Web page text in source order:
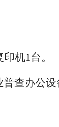
印机1台。
查办公设